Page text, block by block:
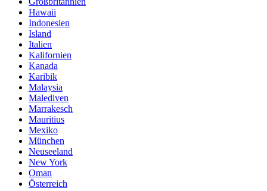
Hawaii
Indonesien
Island
Italien
Kalifornien
Kanada
Karibik
Malaysia
Malediven
Marrakesch
Mauritius
Mexiko
München
Neuseeland
New York
Oman
Österreich